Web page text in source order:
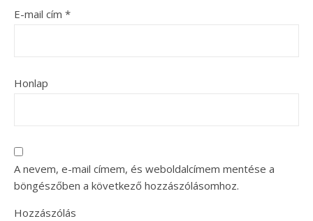
E-mail cím *
Honlap
A nevem, e-mail címem, és weboldalcímem mentése a
böngészőben a következő hozzászólásomhoz.
Hozzászólás